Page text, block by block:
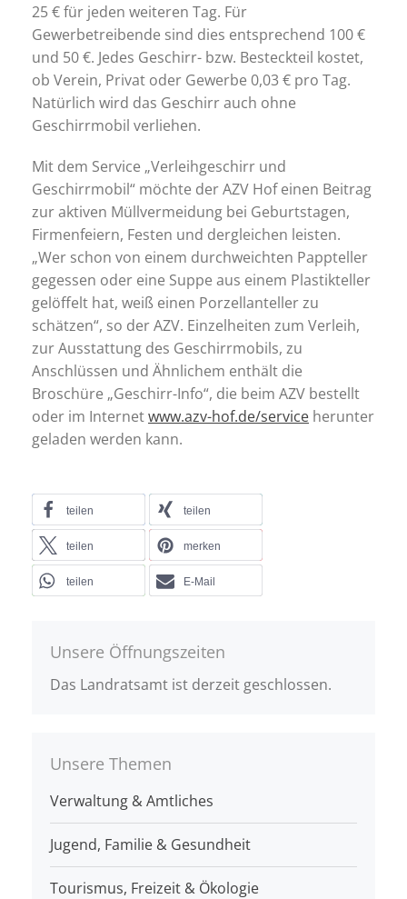
25 € für jeden weiteren Tag. Für
Gewerbetreibende sind dies entsprechend 100 €
und 50 €. Jedes Geschirr- bzw. Besteckteil kostet,
ob Verein, Privat oder Gewerbe 0,03 € pro Tag.
Natürlich wird das Geschirr auch ohne
Geschirrmobil verliehen.
Mit dem Service „Verleihgeschirr und
Geschirrmobil“ möchte der AZV Hof einen Beitrag
zur aktiven Müllvermeidung bei Geburtstagen,
Firmenfeiern, Festen und dergleichen leisten.
„Wer schon von einem durchweichten Pappteller
gegessen oder eine Suppe aus einem Plastikteller
gelöffelt hat, weiß einen Porzellanteller zu
schätzen“, so der AZV. Einzelheiten zum Verleih,
zur Ausstattung des Geschirrmobils, zu
Anschlüssen und Ähnlichem enthält die
Broschüre „Geschirr-Info“, die beim AZV bestellt
oder im Internetwww.azv-hof.de/service herunter
geladen werden kann.
teilen teilen
teilen merken
teilen E-Mail
Unsere Öffnungszeiten
Das Landratsamt ist derzeit geschlossen.
Unsere Themen
Verwaltung & Amtliches
Jugend, Familie & Gesundheit
Tourismus, Freizeit & Ökologie